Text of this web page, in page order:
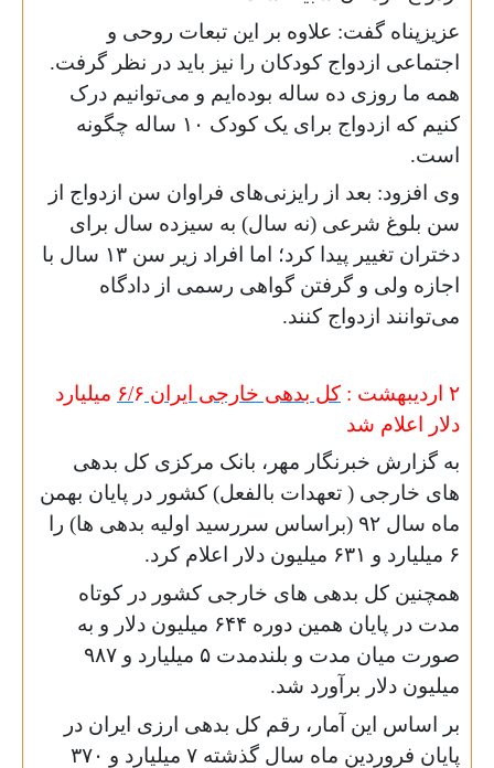
عزیزپناه گفت: علاوه بر این تبعات روحی و
اجتماعی ازدواج کودکان را نیز باید در نظر گرفت.
همه ما روزی ده ساله بوده‌ایم و می‌توانیم درک
کنیم که ازدواج برای یک کودک ۱۰ ساله چگونه
است.
وی افزود: بعد از رایزنی‌های فراوان سن ازدواج از
سن بلوغ شرعی (نه سال) به سیزده سال برای
دختران تغییر پیدا کرد؛ اما افراد زیر سن ۱۳ سال با
اجازه ولی و گرفتن گواهی رسمی از دادگاه
می‌توانند ازدواج کنند.
۲ اردیبهشت : کل بدهی خارجی ایران ۶/۶
میلیارد
دلار اعلام شد
به گزارش خبرنگار مهر، بانک مرکزی کل بدهی
های خارجی ( تعهدات بالفعل) کشور در پایان بهمن
ماه سال ۹۲ (براساس سررسید اولیه بدهی ها) را
۶ میلیارد و ۶۳۱ میلیون دلار اعلام کرد.
همچنین کل بدهی های خارجی کشور در کوتاه
مدت در پایان همین دوره ۶۴۴ میلیون دلار و به
صورت میان مدت و بلندمدت ۵ میلیارد و ۹۸۷
میلیون دلار برآورد شد.
بر اساس این آمار، رقم کل بدهی ارزی ایران در
پایان فروردین ماه سال گذشته ۷ میلیارد و ۳۷۰